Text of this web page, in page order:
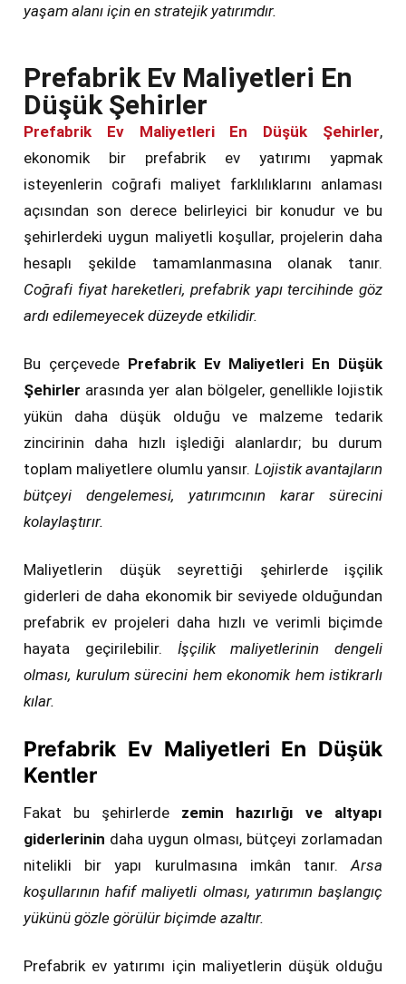
yaşam alanı için en stratejik yatırımdır.
Prefabrik Ev Maliyetleri En
Düşük Şehirler
Prefabrik Ev Maliyetleri En Düşük Şehirler,
ekonomik bir prefabrik ev yatırımı yapmak
isteyenlerin coğrafi maliyet farklılıklarını anlaması
açısından son derece belirleyici bir konudur ve bu
şehirlerdeki uygun maliyetli koşullar, projelerin daha
hesaplı şekilde tamamlanmasına olanak tanır.
Coğrafi fiyat hareketleri, prefabrik yapı tercihinde göz
ardı edilemeyecek düzeyde etkilidir.
Bu çerçevede Prefabrik Ev Maliyetleri En Düşük
Şehirler arasında yer alan bölgeler, genellikle lojistik
yükün daha düşük olduğu ve malzeme tedarik
zincirinin daha hızlı işlediği alanlardır; bu durum
toplam maliyetlere olumlu yansır. Lojistik avantajların
bütçeyi dengelemesi, yatırımcının karar sürecini
kolaylaştırır.
Maliyetlerin düşük seyrettiği şehirlerde işçilik
giderleri de daha ekonomik bir seviyede olduğundan
prefabrik ev projeleri daha hızlı ve verimli biçimde
hayata geçirilebilir. İşçilik maliyetlerinin dengeli
olması, kurulum sürecini hem ekonomik hem istikrarlı
kılar.
Prefabrik Ev Maliyetleri En Düşük
Kentler
Fakat bu şehirlerde zemin hazırlığı ve altyapı
giderlerinin daha uygun olması, bütçeyi zorlamadan
nitelikli bir yapı kurulmasına imkân tanır.Arsa
koşullarının hafif maliyetli olması, yatırımın başlangıç
yükünü gözle görülür biçimde azaltır.
Prefabrik ev yatırımı için maliyetlerin düşük olduğu